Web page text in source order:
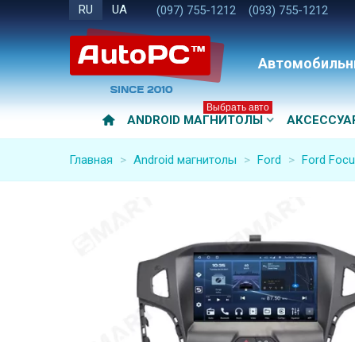
RU UA (097) 755-1212 (093) 755-1212
ANDROID МАГНИТОЛЫ
Выбрать авто
Главная > Android магнитолы > Ford > Ford